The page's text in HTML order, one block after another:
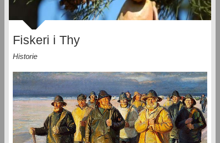
Fiskeri i Thy
Historie